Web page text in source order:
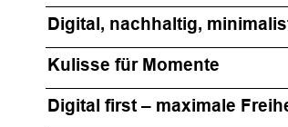
Digital, nachhaltig,
Kulisse für Momente
Digital first – maximale